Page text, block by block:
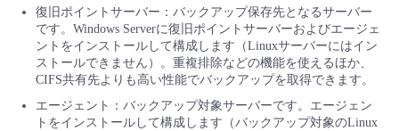
復旧ポイントサーバー：バックアップ保存先となるサーバー
です。Windows Serverに復旧ポイントサーバーおよびエージェ
ントをインストールして構成します（Linuxサーバーにはイン
ストールできません）。重複排除などの機能を使えるほか、
CIFS共有先よりも高い性能でバックアップを取得できます。
エージェント：バックアップ対象サーバーです。エージェン
トをインストールして構成します（バックアップ対象のLinux